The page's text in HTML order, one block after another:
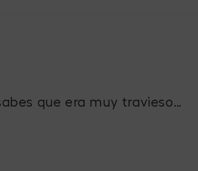
que era muy travieso…